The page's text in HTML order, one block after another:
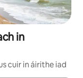
in
cuir in áirithe iad